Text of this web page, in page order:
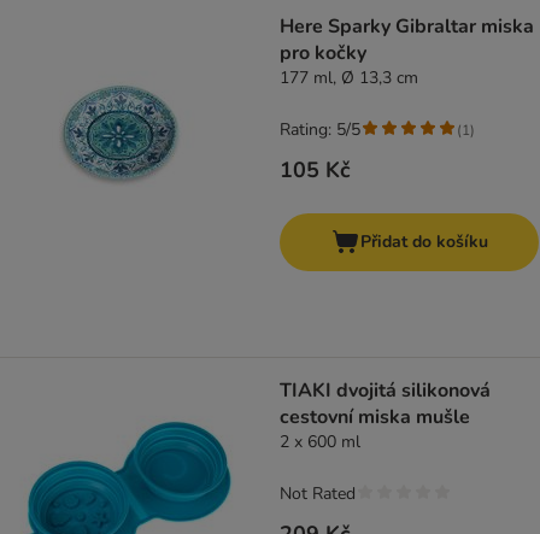
Here Sparky Gibraltar miska
pro kočky
177 ml, Ø 13,3 cm
105 Kč
Rating: 5/5 (1)
Přidat do košíku
TIAKI dvojitá silikonová
cestovní miska mušle
2 x 600 ml
Not Rated